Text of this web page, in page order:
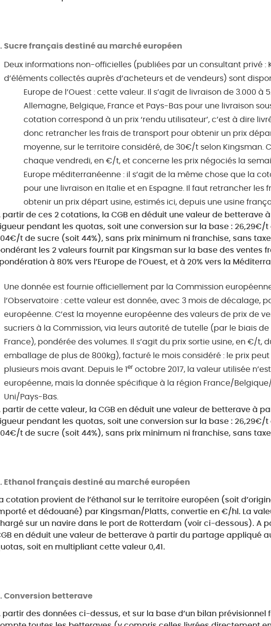
Sucre français destiné au marché européen
Deux informations non-officielles (publiées par un consultant privé :
d’éléments collectés auprès d’acheteurs et de vendeurs) sont
Europe de l’Ouest : cette valeur. Il s’agit de livraison de 3.000 à
Allemagne, Belgique, France et Pays-Bas pour une livraison
cotation correspond à un prix ‘rendu utilisateur’, c’est à dire
donc retrancher les frais de transport pour obtenir un prix
moyenne, sur le territoire considéré, de 30€/t selon Kingsman.
chaque vendredi, en €/t, et concerne les prix négociés la
Europe méditerranéenne : il s’agit de la même chose que la
pour une livraison en Italie et en Espagne. Il faut retrancher les
obtenir un prix départ usine, estimés ici, depuis une usine
partir de ces 2 cotations, la CGB en déduit une valeur de betterave
pendant les quotas, soit une conversion sur la base : 26,29€/
t de sucre (soit 44%), sans prix minimum ni franchise, sans
les 2 valeurs fournit par Kingsman sur la base des ventes
à 80% vers l’Europe de l’Ouest, et à 20% vers la
Une donnée est fournie officiellement par la Commission
l’Observatoire : cette valeur est donnée, avec 3 mois de décalage,
européenne. C’est la moyenne européenne des valeurs de prix de
sucriers à la Commission, via leurs autorité de tutelle (par le biais de
France), pondérée des volumes. Il s’agit du prix sortie usine, en €/t,
emballage de plus de 800kg), facturé le mois considéré : le prix
plusieurs mois avant. Depuis le 1er octobre 2017, la valeur utilisée
européenne, mais la donnée spécifique à la région France/
Uni/Pays-Bas.
partir de cette valeur, la CGB en déduit une valeur de betterave à
pendant les quotas, soit une conversion sur la base : 26,29€/
t de sucre (soit 44%), sans prix minimum ni franchise, sans
Ethanol français destiné au marché européen
cotation provient de l’éthanol sur le territoire européen (soit
et dédouané) par Kingsman/Platts, convertie en €/hl. La
sur un navire dans le port de Rotterdam (voir ci-dessous). A
en déduit une valeur de betterave à partir du partage appliqué
soit en multipliant cette valeur 0,41.
Conversion betterave
partir des données ci-dessus, et sur la base d’un bilan prévisionnel